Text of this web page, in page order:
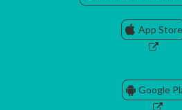
App Store
Google